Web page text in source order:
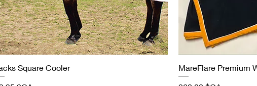
Square Cooler
MareFlare Premium